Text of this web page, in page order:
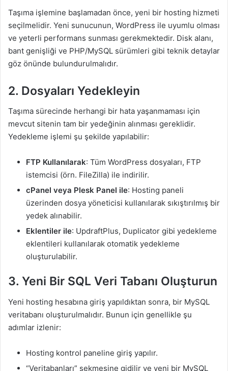
Taşıma işlemine başlamadan önce, yeni bir hosting hizmeti
seçilmelidir. Yeni sunucunun, WordPress ile uyumlu olması
ve yeterli performans sunması gerekmektedir. Disk alanı,
bant genişliği ve PHP/MySQL sürümleri gibi teknik detaylar
göz önünde bulundurulmalıdır.
2. Dosyaları Yedekleyin
Taşıma sürecinde herhangi bir hata yaşanmaması için
mevcut sitenin tam bir yedeğinin alınması gereklidir.
Yedekleme işlemi şu şekilde yapılabilir:
FTP Kullanılarak: Tüm WordPress dosyaları, FTP
istemcisi (örn. FileZilla) ile indirilir.
cPanel veya Plesk Panel ile: Hosting paneli
üzerinden dosya yöneticisi kullanılarak sıkıştırılmış bir
yedek alınabilir.
Eklentiler ile: UpdraftPlus, Duplicator gibi yedekleme
eklentileri kullanılarak otomatik yedekleme
oluşturulabilir.
3. Yeni Bir SQL Veri Tabanı Oluşturun
Yeni hosting hesabına giriş yapıldıktan sonra, bir MySQL
veritabanı oluşturulmalıdır. Bunun için genellikle şu
adımlar izlenir:
Hosting kontrol paneline giriş yapılır.
“Veritabanları” sekmesine gidilir ve yeni bir MySQL